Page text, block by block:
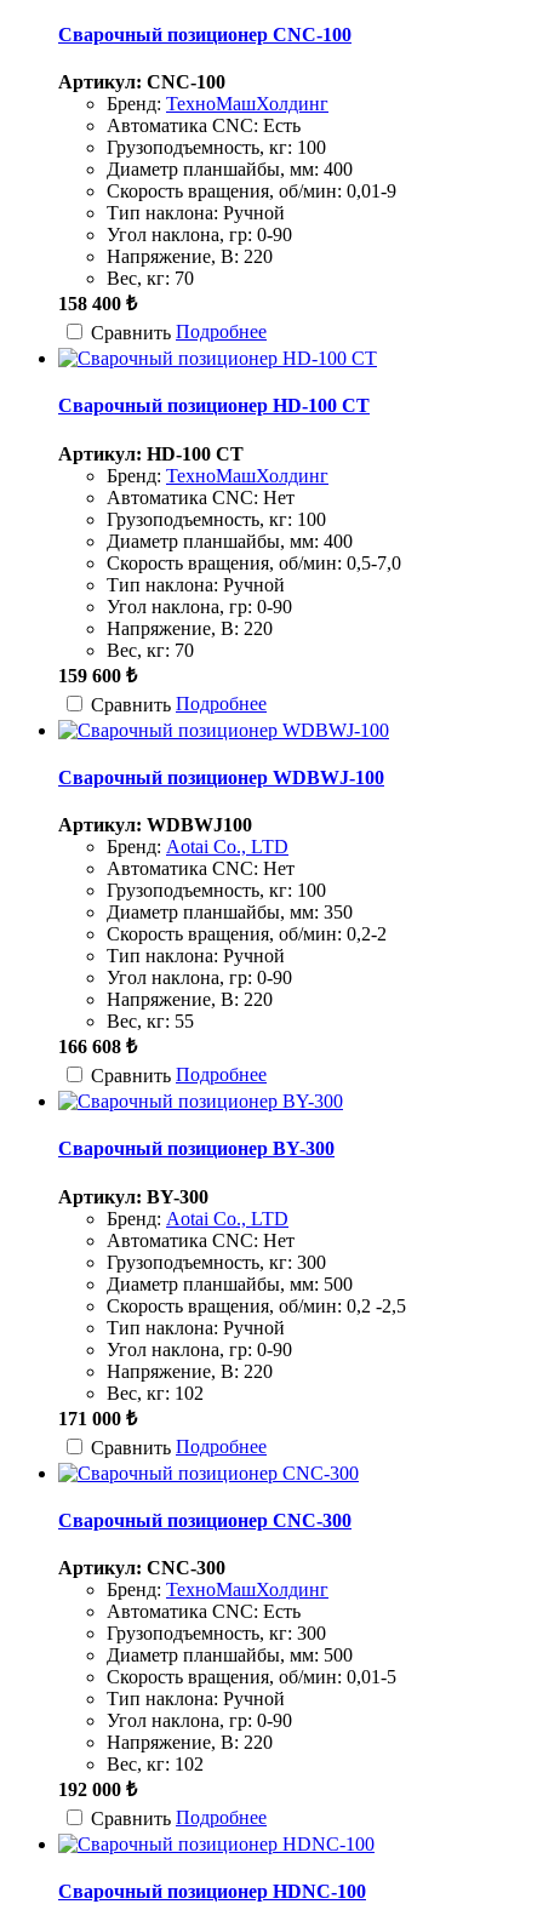
Сварочный позиционер CNC-100
Артикул: CNC-100
Бренд: ТехноМашХолдинг
Автоматика CNC: Есть
Грузоподъемность, кг: 100
Диаметр планшайбы, мм: 400
Скорость вращения, об/мин: 0,01-9
Тип наклона: Ручной
Угол наклона, гр: 0-90
Напряжение, В: 220
Вес, кг: 70
158 400 ₺
Сравнить Подробнее
Сварочный позиционер HD-100 CT
Артикул: HD-100 CT
Бренд: ТехноМашХолдинг
Автоматика CNC: Нет
Грузоподъемность, кг: 100
Диаметр планшайбы, мм: 400
Скорость вращения, об/мин: 0,5-7,0
Тип наклона: Ручной
Угол наклона, гр: 0-90
Напряжение, В: 220
Вес, кг: 70
159 600 ₺
Сравнить Подробнее
Сварочный позиционер WDBWJ-100
Артикул: WDBWJ100
Бренд: Aotai Co., LTD
Автоматика CNC: Нет
Грузоподъемность, кг: 100
Диаметр планшайбы, мм: 350
Скорость вращения, об/мин: 0,2-2
Тип наклона: Ручной
Угол наклона, гр: 0-90
Напряжение, В: 220
Вес, кг: 55
166 608 ₺
Сравнить Подробнее
Сварочный позиционер BY-300
Артикул: BY-300
Бренд: Aotai Co., LTD
Автоматика CNC: Нет
Грузоподъемность, кг: 300
Диаметр планшайбы, мм: 500
Скорость вращения, об/мин: 0,2 -2,5
Тип наклона: Ручной
Угол наклона, гр: 0-90
Напряжение, В: 220
Вес, кг: 102
171 000 ₺
Сравнить Подробнее
Сварочный позиционер CNC-300
Артикул: CNC-300
Бренд: ТехноМашХолдинг
Автоматика CNC: Есть
Грузоподъемность, кг: 300
Диаметр планшайбы, мм: 500
Скорость вращения, об/мин: 0,01-5
Тип наклона: Ручной
Угол наклона, гр: 0-90
Напряжение, В: 220
Вес, кг: 102
192 000 ₺
Сравнить Подробнее
Сварочный позиционер HDNC-100